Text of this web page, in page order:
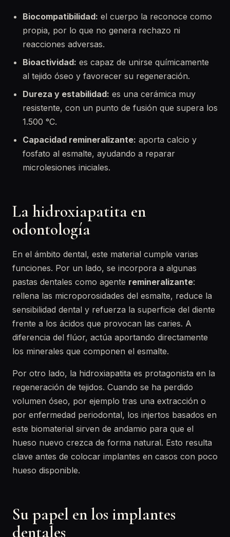
Biocompatibilidad: el cuerpo la reconoce como
propia, por lo que no genera rechazo ni
reacciones adversas.
Bioactividad: es capaz de unirse químicamente
al tejido óseo y favorecer su regeneración.
Dureza y estabilidad: es una cerámica muy
resistente, con un punto de fusión que supera los
1.500 °C.
Capacidad remineralizante: aporta calcio y
fosfato al esmalte, ayudando a reparar
microlesiones iniciales.
La hidroxiapatita en
odontología
En el ámbito dental, este material cumple varias
funciones. Por un lado, se incorpora a algunas
pastas dentales como agente remineralizante:
rellena las microporosidades del esmalte, reduce la
sensibilidad dental y refuerza la superficie del diente
frente a los ácidos que provocan las caries. A
diferencia del flúor, actúa aportando directamente
los minerales que componen el esmalte.
Por otro lado, la hidroxiapatita es protagonista en la
regeneración de tejidos. Cuando se ha perdido
volumen óseo, por ejemplo tras una extracción o
por enfermedad periodontal, los injertos basados en
este biomaterial sirven de andamio para que el
hueso nuevo crezca de forma natural. Esto resulta
clave antes de colocar implantes en casos con poco
hueso disponible.
Su papel en los implantes
dentales